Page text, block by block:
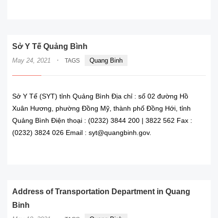
Sở Y Tế Quảng Bình
May 24, 2021 · TAGS Quang Binh
Sở Y Tế (SYT) tỉnh Quảng Bình Địa chỉ : số 02 đường Hồ
Xuân Hương, phường Đồng Mỹ, thành phố Đồng Hới, tỉnh
Quảng Bình Điện thoại : (0232) 3844 200 | 3822 562 Fax :
(0232) 3824 026 Email : syt@quangbinh.gov.
Address of Transportation Department in Quang
Binh